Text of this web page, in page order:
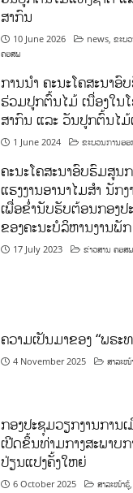
ສາກົນ
10 June 2026 news,ຂະບ
ຄອສພ
ການນໍາ ຄະນະໂຄສະນາອົ
ຮ່ວມປູກຕົ້ນໄມ້ ເນື່ອງໃນ
ສາກົນ ແລະ ວັນປູກຕົ້ນໄມ້
1 June 2024 ຂະບວນການອອ
ຄະນະໂຄສະນາອົບຮົມສູນ
ແຮງງານອານາໄມສໍາ ນັກ
ເພື່ອຂໍ່ານັບຮັບຕ້ອນກອງປ
ຂອງຄະນະບໍລິຫານງານພັ
17 July 2023 ຂ່າວສານ ຄອສພ
ຄວາມເປັນມາຂອງ “ພຣະ
4 November 2025 ສາລະໜ້
ກອງປະຊຸມວຽກງານການ
ເປີດຂຶ້ນທ່າມກາງສະພາບ
ປ່ຽນແປງຄັ້ງໃຫຍ່
6 October 2025 ສາລະໜ້າຮູ້